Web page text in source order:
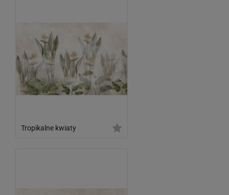
Tropikalne kwiaty